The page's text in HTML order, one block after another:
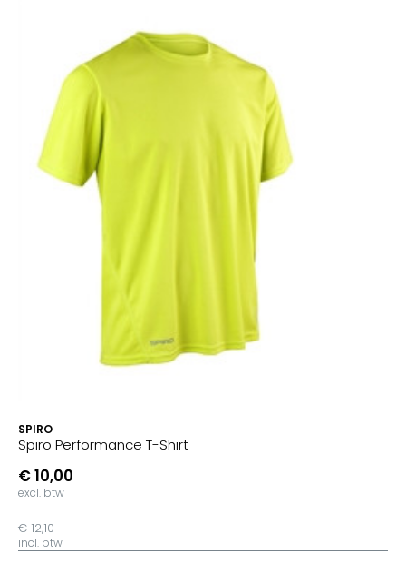
SPIRO
Spiro Performance T-Shirt
€ 10,00
excl. btw
€ 12,10
incl. btw